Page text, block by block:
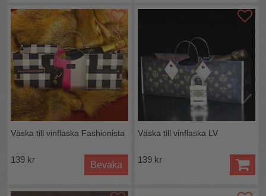
Väska till vinflaska Fashionista
139 kr
Bevaka
Väska till vinflaska LV
139 kr